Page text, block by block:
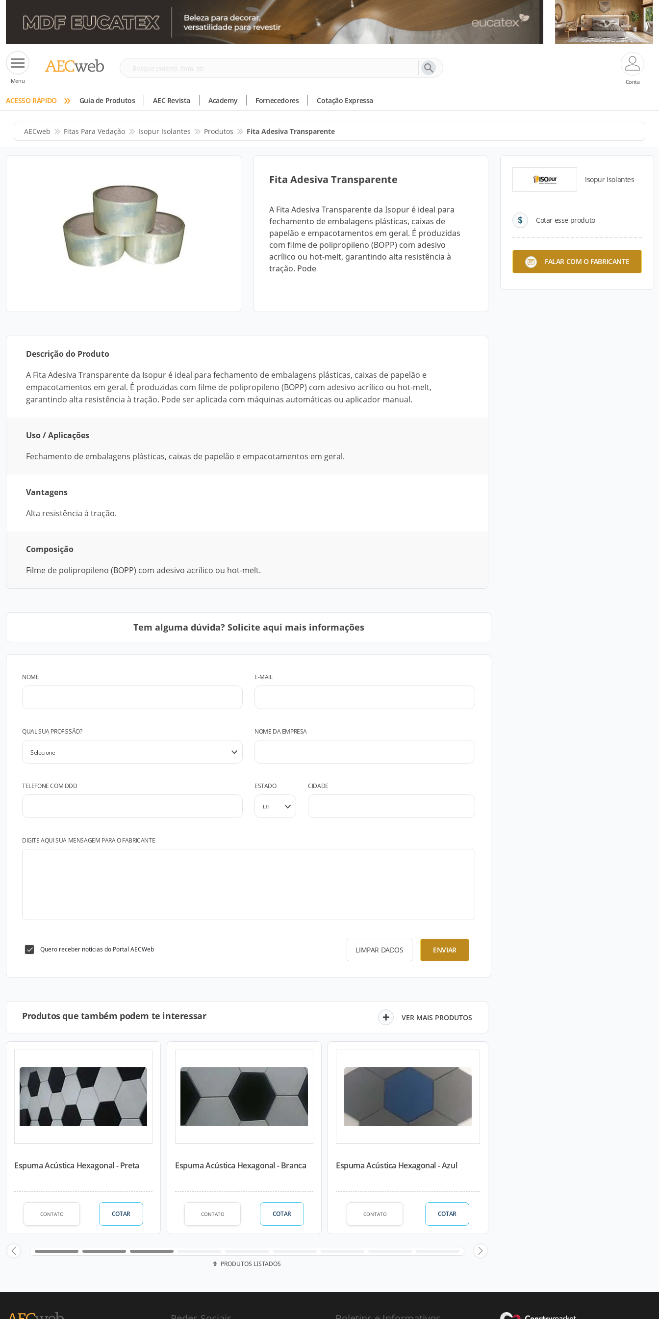
Menu
Busque
tinta,
etc
Conta
ACESSO RÁPIDO » Guia de Produtos AEC Revista Academy Fornecedores Cotação Expressa
AECweb Fitas Para Vedação Isopur Isolantes Produtos Fita Adesiva Transparente
Fita Adesiva Transparente
A Fita Adesiva Transparente da Isopur é ideal para
fechamento de embalagens plásticas, caixas de
papelão e empacotamentos em geral. É produzidas
com filme de polipropileno (BOPP) com adesivo
acrílico ou hot-melt, garantindo alta resistência à
tração. Pode
Isopur Isolantes
Cotar esse produto
FALAR COM O FABRICANTE
Descrição do Produto
A Fita Adesiva Transparente da Isopur é ideal para fechamento de embalagens plásticas, caixas de papelão e
empacotamentos em geral. É produzidas com filme de polipropileno (BOPP) com adesivo acrílico ou hot-melt,
garantindo alta resistência à tração. Pode ser aplicada com máquinas automáticas ou aplicador manual.
Uso / Aplicações
Fechamento de embalagens plásticas, caixas de papelão e empacotamentos em geral.
Vantagens
Alta resistência à tração.
Composição
Filme de polipropileno (BOPP) com adesivo acrílico ou hot-melt.
Tem alguma dúvida? Solicite aqui mais informações
NOME E-MAIL
QUAL SUA PROFISSÃO? NOME DA EMPRESA
TELEFONE COM DDD ESTADO CIDADE
DIGITE AQUI SUA MENSAGEM PARA O FABRICANTE
Quero receber notícias do Portal AECWeb LIMPAR DADOS ENVIAR
Produtos que também podem te interessar VER MAIS PRODUTOS
Espuma Acústica Hexagonal - Preta
CONTATO COTAR
Espuma Acústica Hexagonal - Branca
CONTATO COTAR
Espuma Acústica Hexagonal - Azul
CONTATO COTAR
9 PRODUTOS LISTADOS